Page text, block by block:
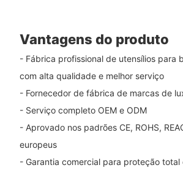
Vantagens do produto
- Fábrica profissional de utensílios para
com alta qualidade e melhor serviço
- Fornecedor de fábrica de marcas de
- Serviço completo OEM e ODM
- Aprovado nos padrões CE, ROHS,
europeus
- Garantia comercial para proteção